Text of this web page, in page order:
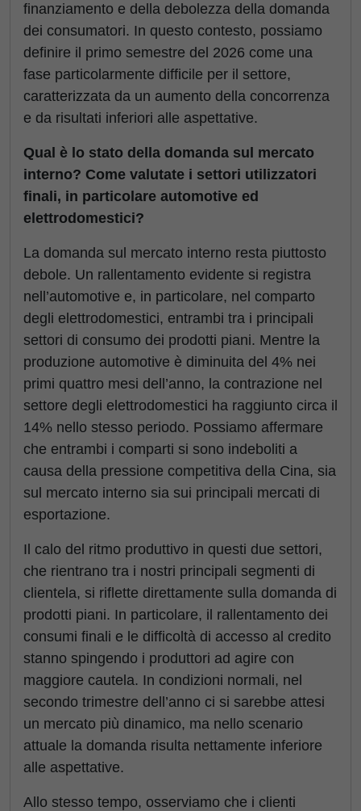
finanziamento e della debolezza della domanda
dei consumatori. In questo contesto, possiamo
definire il primo semestre del 2026 come una
fase particolarmente difficile per il settore,
caratterizzata da un aumento della concorrenza
e da risultati inferiori alle aspettative.
Qual è lo stato della domanda sul mercato
interno? Come valutate i settori utilizzatori
finali, in particolare automotive ed
elettrodomestici?
La domanda sul mercato interno resta piuttosto
debole. Un rallentamento evidente si registra
nell’automotive e, in particolare, nel comparto
degli elettrodomestici, entrambi tra i principali
settori di consumo dei prodotti piani. Mentre la
produzione automotive è diminuita del 4% nei
primi quattro mesi dell’anno, la contrazione nel
settore degli elettrodomestici ha raggiunto circa il
14% nello stesso periodo. Possiamo affermare
che entrambi i comparti si sono indeboliti a
causa della pressione competitiva della Cina, sia
sul mercato interno sia sui principali mercati di
esportazione.
Il calo del ritmo produttivo in questi due settori,
che rientrano tra i nostri principali segmenti di
clientela, si riflette direttamente sulla domanda di
prodotti piani. In particolare, il rallentamento dei
consumi finali e le difficoltà di accesso al credito
stanno spingendo i produttori ad agire con
maggiore cautela. In condizioni normali, nel
secondo trimestre dell’anno ci si sarebbe attesi
un mercato più dinamico, ma nello scenario
attuale la domanda risulta nettamente inferiore
alle aspettative.
Allo stesso tempo, osserviamo che i clienti